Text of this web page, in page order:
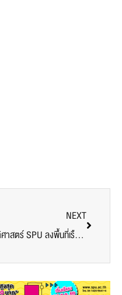
NEXT
นิติศาสตร์ SPU ลงพื้นที่เรือนจำกลางบางขวาง เรียนรู้การฟื้นฟูและพัฒนาผู้กระทำผิดอย่างใกล้ชิด